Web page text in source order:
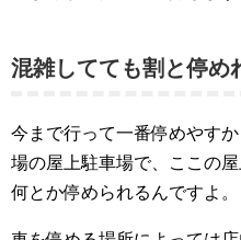
混雑してても割と停め
今まで行って一番停めやす
場の屋上駐車場で、ここの
何とか停められるんですよ。